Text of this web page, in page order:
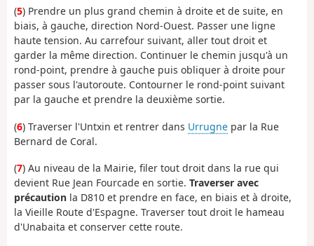
(5) Prendre un plus grand chemin à droite et de suite, en
biais, à gauche, direction Nord-Ouest. Passer une ligne
haute tension. Au carrefour suivant, aller tout droit et
garder la même direction. Continuer le chemin jusqu'à un
rond-point, prendre à gauche puis obliquer à droite pour
passer sous l'autoroute. Contourner le rond-point suivant
par la gauche et prendre la deuxième sortie.
(6) Traverser l'Untxin et rentrer dans Urrugne par la Rue
Bernard de Coral.
(7) Au niveau de la Mairie, filer tout droit dans la rue qui
devient Rue Jean Fourcade en sortie. Traverser avec
précaution la D810 et prendre en face, en biais et à droite,
la Vieille Route d'Espagne. Traverser tout droit le hameau
d'Unabaita et conserver cette route.